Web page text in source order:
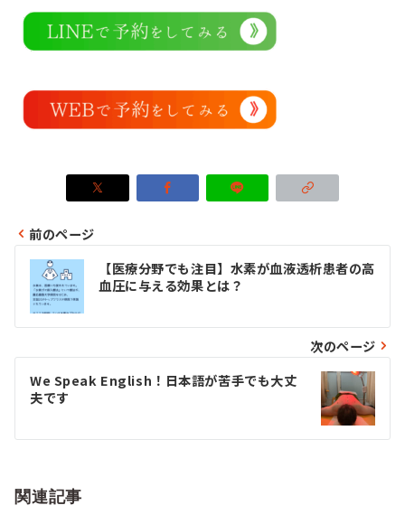
投
稿
ナ
ビ
ゲ
ー
シ
ン
前のページ
【医療分野でも注目】水素が血液透析患者の高
血圧に与える効果とは？
次のページ
We Speak English！日本語が苦手でも大丈
夫です
関連記事